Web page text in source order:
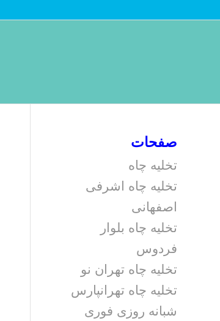
صفحات
تخلیه چاه
تخلیه چاه اشرفی
اصفهانی
تخلیه چاه بلوار
فردوس
تخلیه چاه تهران نو
تخلیه چاه تهرانپارس
شبانه روزی فوری